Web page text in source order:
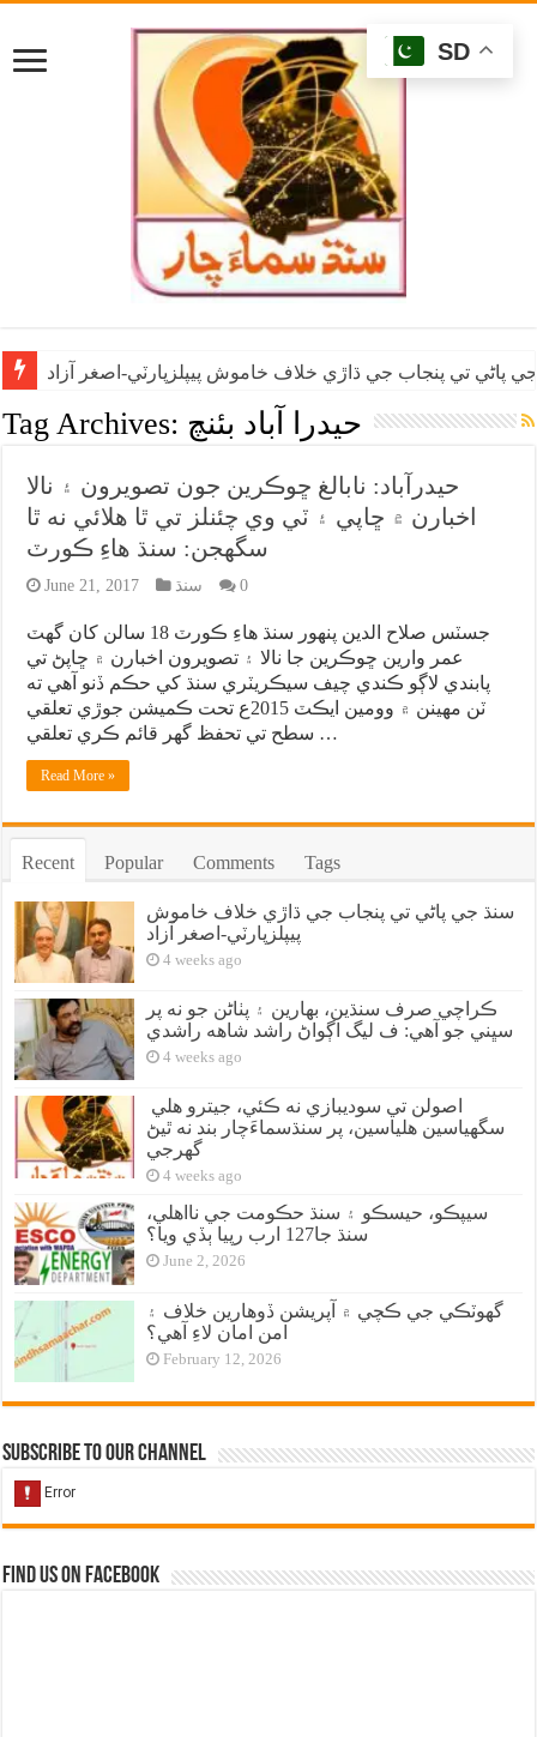
پاڻي تي پنجاب جي ڌاڙي خلاف خاموش پيپلزپارٽي-اصغر آزاد
Tag Archives: حيدرا آباد بئنچ
حيدرآباد: نابالغ ڇوڪرين جون تصويرون ۽ نالا
اخبارن ۾ ڇاپي ۽ ٽي وي چئنلز تي ٿا هلائي نه ٿا
سگهجن: سنڌ هاءِ ڪورٽ
June 21, 2017 سنڌ 0
جسٽس صلاح الدين پنهور سنڌ هاءِ ڪورٽ 18 سالن کان گهٽ
عمر وارين ڇوڪرين جا نالا ۽ تصويرون اخبارن ۾ ڇاپڻ تي
پابندي لاڳو ڪندي چيف سيڪريٽري سنڌ کي حڪم ڏنو آهي ته
ٽن مهينن ۾ وومين ايڪٽ 2015ع تحت ڪميشن جوڙي تعلقي
سطح تي تحفظ گهر قائم ڪري تعلقي …
Read More »
Recent Popular Comments Tags
سنڌ جي پاڻي تي پنجاب جي ڌاڙي خلاف خاموش
پيپلزپارٽي-اصغر آزاد
4 weeks ago
ڪراچي صرف سنڌين، بهارين ۽ پٺاڻن جو نه پر
سڀني جو آهي: ف ليگ اڳواڻ راشد شاهه راشدي
4 weeks ago
سگهياسين هلياسين، پر سنڌسماءَچار بند نه ٿيڻ
گهرجي
4 weeks ago
سيپڪو، حيسڪو ۽ سنڌ حڪومت جي نااهلي،
سنڌ جا127 ارب رپيا ٻڏي ويا؟
June 2, 2026
گهوٽڪي جي ڪچي ۾ آپريشن ڏوهارين خلاف ۽
امن امان لاءِ آهي؟
February 12, 2026
Subscribe to our Channel
Find us on Facebook
SD